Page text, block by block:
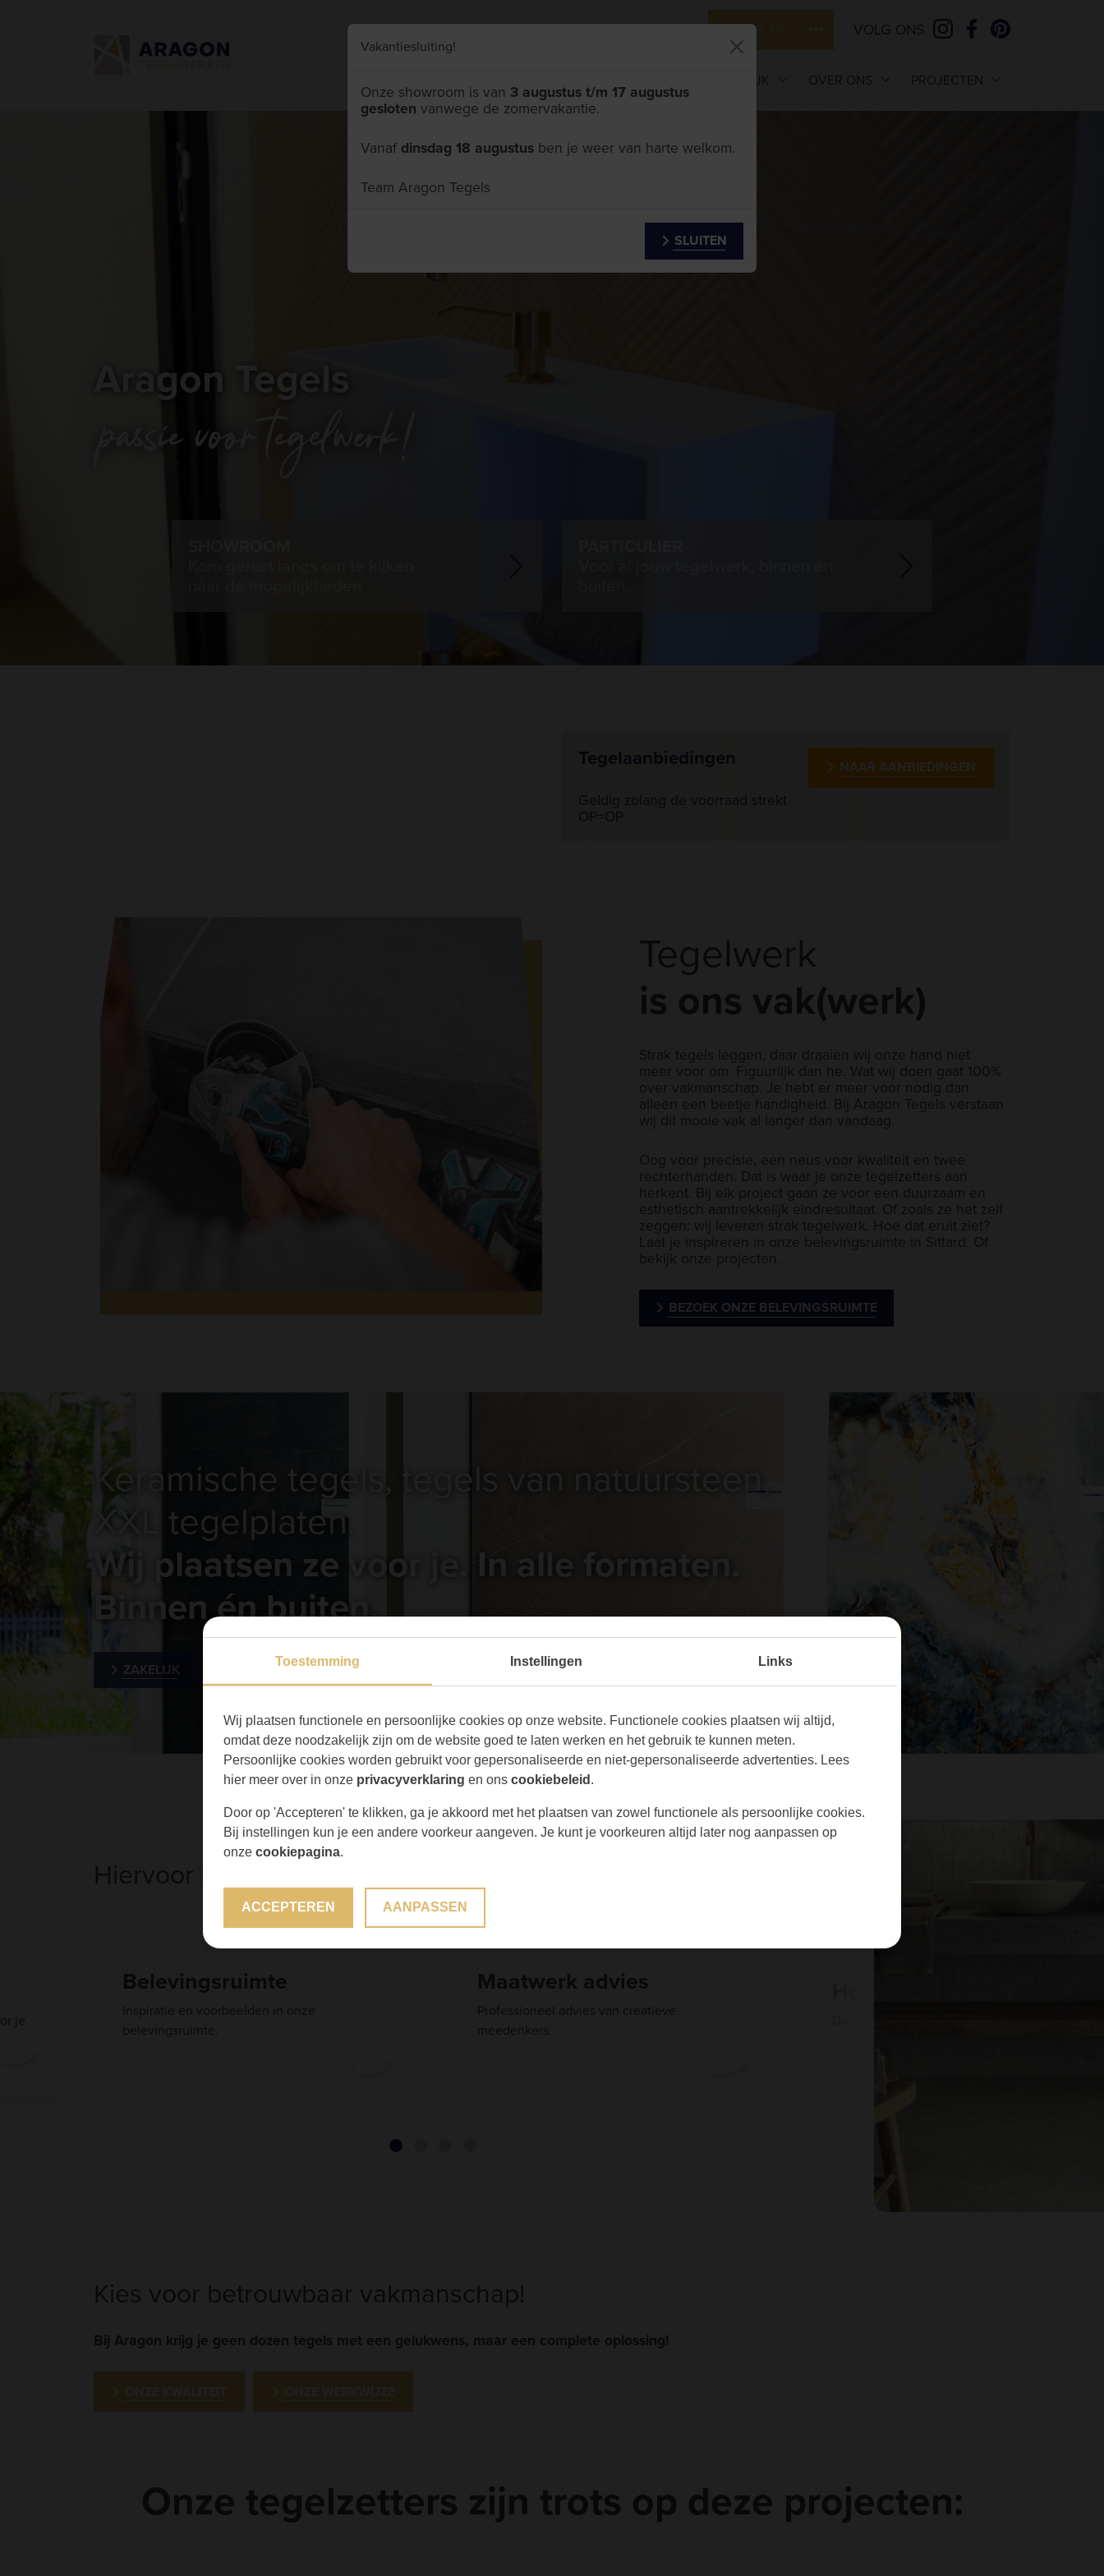
046 411 5111 VOLG ONS
ZAKELIJK OVER ONS PROJECTEN
Aragon Tegels
Tegelaanbiedingen
Geldig zolang de voorraad strekt
OP=OP
NAAR AANBIEDINGEN
Tegelwerk
is ons vak(werk)
Strak tegels leggen, daar draaien wij onze hand niet
meer voor om. Figuurlijk dan he. Wat wij doen gaat 100%
over vakmanschap. Je hebt er meer voor nodig dan
alleen een beetje handigheid. Bij Aragon Tegels verstaan
wij dit mooie vak al langer dan vandaag.
Oog voor precisie, een neus voor kwaliteit en twee
rechterhanden. Dat is waar je onze tegelzetters aan
herkent. Bij elk project gaan ze voor een duurzaam en
esthetisch aantrekkelijk eindresultaat. Of zoals ze het zelf
zeggen: wij leveren strak tegelwerk. Hoe dat eruit ziet?
Laat je inspireren in onze belevingsruimte in Sittard. Of
bekijk onze projecten.
BEZOEK ONZE BELEVINGSRUIMTE
Keramische tegels, tegels van natuursteen,
XXL tegelplaten.
Wij plaatsen ze voor je. In alle formaten.
Binnen én buiten.
ZAKELIJK PARTICULIER
Hiervoor kom je naar Aragon Tegels
Maatwerk advies
Professioneel advies van creatieve
meedenkers.
Hoogwaardig tegelwerk
Duurzaam en strak tegelwerk.
Kies voor betrouwbaar vakmanschap!
Bij Aragon krijg je geen dozen tegels met een gelukwens, maar een complete oplossing!
Onze tegelzetters zijn trots op deze projecten:
Toestemming Instellingen Links
Wij plaatsen functionele en persoonlijke cookies op onze website. Functionele cookies plaatsen wij altijd,
omdat deze noodzakelijk zijn om de website goed te laten werken en het gebruik te kunnen meten.
Persoonlijke cookies worden gebruikt voor gepersonaliseerde en niet-gepersonaliseerde advertenties. Lees
hier meer over in onze privacyverklaring en ons cookiebeleid .
Door op 'Accepteren' te klikken, ga je akkoord met het plaatsen van zowel functionele als persoonlijke cookies.
Bij instellingen kun je een andere voorkeur aangeven. Je kunt je voorkeuren altijd later nog aanpassen op
onze cookiepagina.
ACCEPTEREN AANPASSEN
Vakantiesluiting!
Onze showroom is van 3 augustus t/m 17 augustus
gesloten vanwege de zomervakantie.
Vanaf dinsdag 18 augustus ben je weer van harte welkom.
Team Aragon Tegels
SLUITEN